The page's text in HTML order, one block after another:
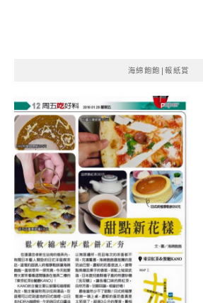
海綿飽飽|報紙賞